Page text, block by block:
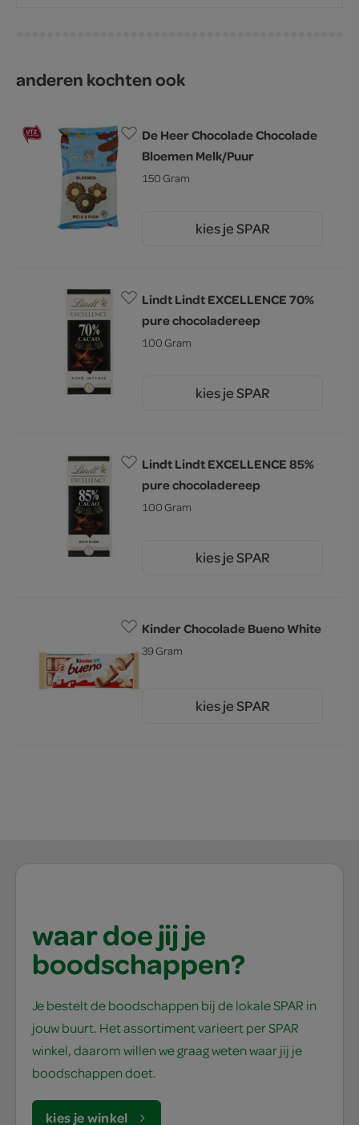
anderen kochten ook
De Heer Chocolade Chocolade
Bloemen Melk/Puur
150 Gram
kies je SPAR
Lindt Lindt EXCELLENCE 70%
pure chocoladereep
100 Gram
kies je SPAR
Lindt Lindt EXCELLENCE 85%
pure chocoladereep
100 Gram
kies je SPAR
Kinder Chocolade Bueno White
39 Gram
kies je SPAR
waar doe jij je
boodschappen?
Je bestelt de boodschappen bij de lokale SPAR in
jouw buurt. Het assortiment varieert per SPAR
winkel, daarom willen we graag weten waar jij je
boodschappen doet.
kies je winkel